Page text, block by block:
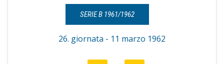
SERIE B 1961/1962
26. giornata - 11 marzo 1962